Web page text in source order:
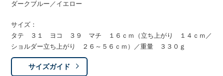
ダークブルー／イエロー
サイズ：
タテ ３１ ヨコ ３９ マチ １６ｃｍ（立ち上がり １４ｃｍ／
ショルダー立ち上がり ２６～５６ｃｍ）／重量 ３３０ｇ
サイズガイド